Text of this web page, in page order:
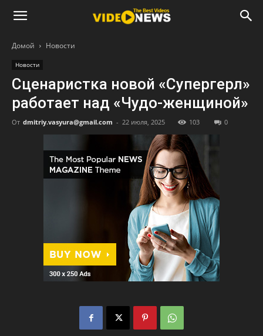
Домой Новости
Новости
Сценаристка новой «Супергерл»
работает над «Чудо-женщиной»
От dmitriy.vasyura@gmail.com - 22 июля, 2025 103 0